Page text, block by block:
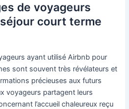
de voyageurs
court terme
ayant utilisé Airbnb pour
sont souvent très révélateurs et
précieuses aux futurs
voyageurs partagent leurs
l’accueil chaleureux reçu